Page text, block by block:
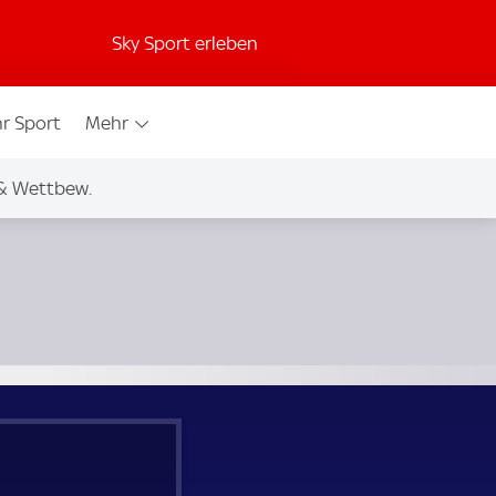
Sky Sport erleben
Sport Mehr
Wettbew.